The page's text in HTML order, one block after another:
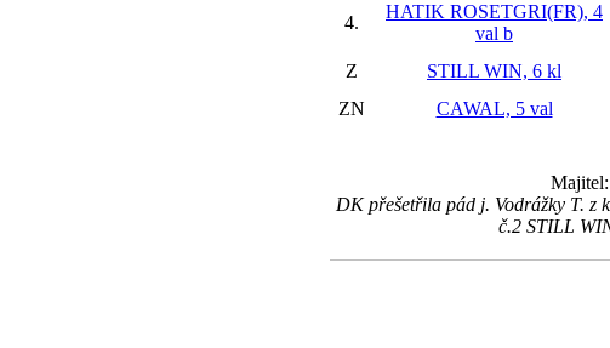
4.
HATIK ROSETGRI(FR), 4
val b
Z STILL WIN, 6 kl
ZN
CAWAL, 5 val
DK přešetřila pád j. Vodrážky T. z
č.2 STILL